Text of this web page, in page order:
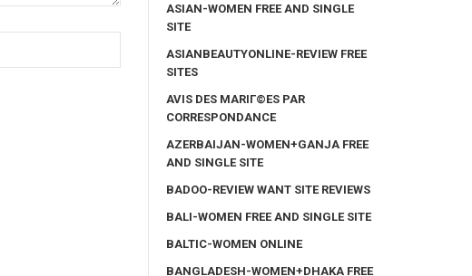
ASIAN-WOMEN FREE AND SINGLE
SITE
ASIANBEAUTYONLINE-REVIEW FREE
SITES
AVIS DES MARIГ©ES PAR
CORRESPONDANCE
AZERBAIJAN-WOMEN+GANJA FREE
AND SINGLE SITE
BADOO-REVIEW WANT SITE REVIEWS
BALI-WOMEN FREE AND SINGLE SITE
BALTIC-WOMEN ONLINE
BANGLADESH-WOMEN+DHAKA FREE